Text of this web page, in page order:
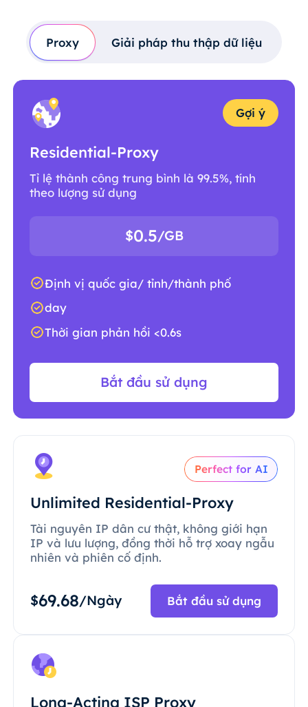
Proxy Giải pháp thu thập dữ liệu
Gợi ý
Residential-Proxy
Tỉ lệ thành công trung bình là 99.5%, tính
theo lượng sử dụng
$0.5/GB
Định vị quốc gia/ tỉnh/thành phố
day
Thời gian phản hồi <0.6s
Bắt đầu sử dụng
Perfect for AI
Unlimited Residential-Proxy
Tài nguyên IP dân cư thật, không giới hạn
IP và lưu lượng, đồng thời hỗ trợ xoay ngẫu
nhiên và phiên cố định.
$69.68/Ngày Bắt đầu sử dụng
Long-Acting ISP Proxy